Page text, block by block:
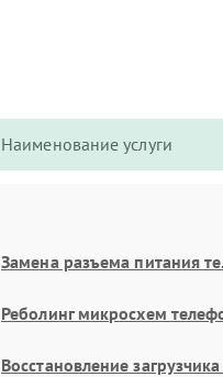
Наименование услуги
Замена разъема питания
Реболинг микросхем
Восстановление